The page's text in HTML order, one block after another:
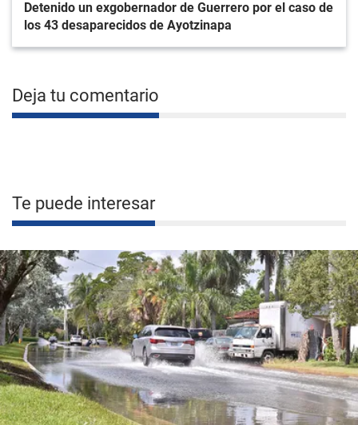
Detenido un exgobernador de Guerrero por el caso de
los 43 desaparecidos de Ayotzinapa
Deja tu comentario
Te puede interesar